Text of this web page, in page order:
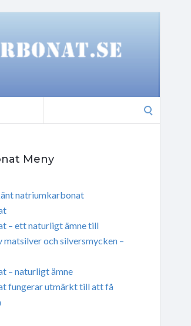
Meny
natriumkarbonat
– ett naturligt ämne till
matsilver och silversmycken –
– naturligt ämne
fungerar utmärkt till att få